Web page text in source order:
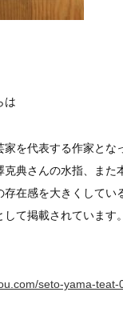
は
家を代表する作家とな
克典さんの水指、また
存在感を大きくしてい
て掲載されています。
seto-yama-teat-